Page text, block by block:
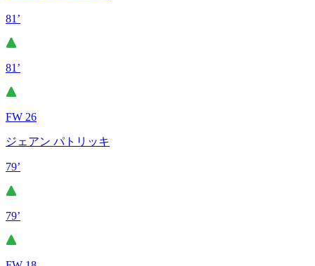
81’
81’
FW 26
ジェアン パトリッキ
79’
79’